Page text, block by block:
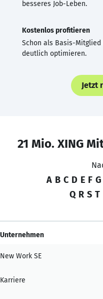
besseres Job-Leben.
Kostenlos profitieren
Schon als Basis-Mitglied
deutlich optimieren.
Jetzt
21 Mio. XING
A B C D E F G
Q R S T
Unternehmen
New Work SE
Karriere